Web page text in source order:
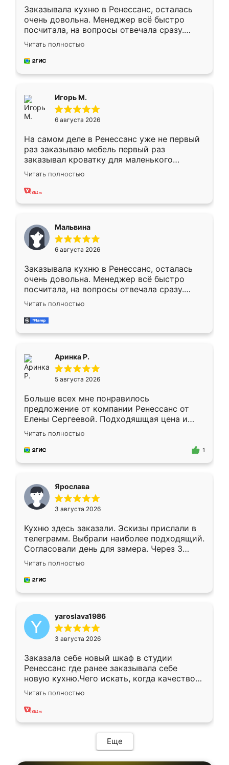
Заказывала кухню в Ренессанс, осталась
очень довольна. Менеджер всё быстро
посчитала, на вопросы отвечала сразу.
Замерщик приехал в субботу, подошёл к
делу со всей ответственностью. Собрали
за день, ребята работали аккуратно, даже
Читать полностью
Игорь М.
6 августа 2026
На самом деле в Ренессанс уже не первый
раз заказываю мебель первый раз
заказывал кроватку для маленького
ребёнка при его рождении ,во второй раз
заказал шкаф-купе. По качеству очень
хорошее сборка достаточно быстрая,
меньше, здесь же он более разнообразный.
Мне нравится ,если что-то потребуется из
мебели буду заказывать только здесь.
Читать полностью
Мальвина
6 августа 2026
Заказывала кухню в Ренессанс, осталась
очень довольна. Менеджер всё быстро
посчитала, на вопросы отвечала сразу.
Замерщик приехал в субботу, подошёл к
делу со всей ответственностью. Собрали
за день, ребята работали аккуратно, даже
Читать полностью
Аринка Р.
5 августа 2026
Больше всех мне понравилось
предложение от компании Ренессанс от
Елены Сергеевой. Подходяшщая цена и
короткие сроки изготовления. Приехавший
для замера сотрудник Владислав
предложил по моему эскизу самый
Читать полностью
1
Ярослава
3 августа 2026
Кухню здесь заказали. Эскизы прислали в
телеграмм. Выбрали наиболее подходящий.
Согласовали день для замера. Через 3
недели кухня была уже готова. Остались
довольны работой. Спасибо Ренессанс
мебель за качественную работу!
Читать полностью
yaroslava1986
3 августа 2026
Заказала себе новый шкаф в студии
Ренессанс где ранее заказывала себе
новую кухню.Чего искать, когда качеством
вполне довольна. Служит кухня уже почти
два года, нареканий нет.
Читать полностью
Еще